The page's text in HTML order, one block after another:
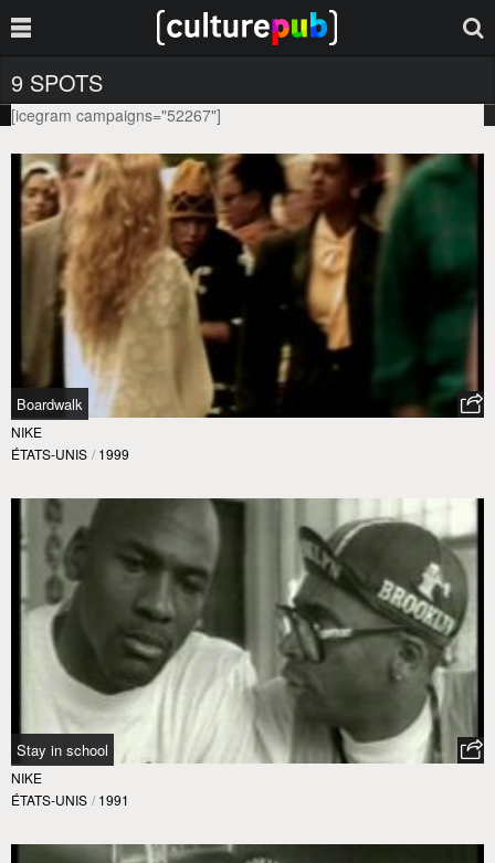
9 SPOTS
[icegram campaigns="52267"]
Boardwalk
NIKE
ÉTATS-UNIS / 1999
Stay in school
NIKE
ÉTATS-UNIS / 1991